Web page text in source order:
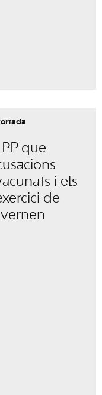
que
i els
de